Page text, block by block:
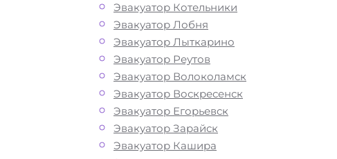
Эвакуатор Котельники
Эвакуатор Лобня
Эвакуатор Лыткарино
Эвакуатор Реутов
Эвакуатор Волоколамск
Эвакуатор Воскресенск
Эвакуатор Егорьевск
Эвакуатор Зарайск
Эвакуатор Кашира